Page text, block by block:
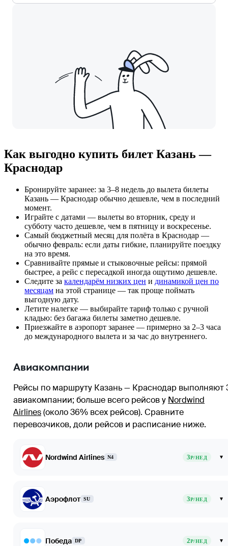
Как выгодно купить билет Казань —
Краснодар
Бронируйте заранее: за 3–8 недель до вылета билеты
Казань — Краснодар обычно дешевле, чем в последний
момент.
Играйте с датами — вылеты во вторник, среду и
субботу часто дешевле, чем в пятницу и воскресенье.
Самый бюджетный месяц для полёта в Краснодар —
обычно февраль: если даты гибкие, планируйте поездку
на это время.
Сравнивайте прямые и стыковочные рейсы: прямой
быстрее, а рейс с пересадкой иногда ощутимо дешевле.
Следите за календарём низких цен и динамикой цен по
месяцам на этой странице — так проще поймать
выгодную дату.
Летите налегке — выбирайте тариф только с ручной
кладью: без багажа билеты заметно дешевле.
Приезжайте в аэропорт заранее — примерно за 2–3 часа
до международного вылета и за час до внутреннего.
Авиакомпании
Рейсы по маршруту Казань — Краснодар выполняют
авиакомпании; больше всего рейсов у Nordwind
Airlines(около 36% всех рейсов). Сравните
перевозчиков, доли рейсов и расписание ниже.
Nordwind Airlines N4 3Р/НЕД ▾
Аэрофлот SU 3Р/НЕД ▾
Победа DP 2Р/НЕД ▾